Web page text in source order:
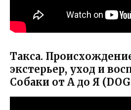
Такса.
экстерьер, уход и
Собаки от А до Я